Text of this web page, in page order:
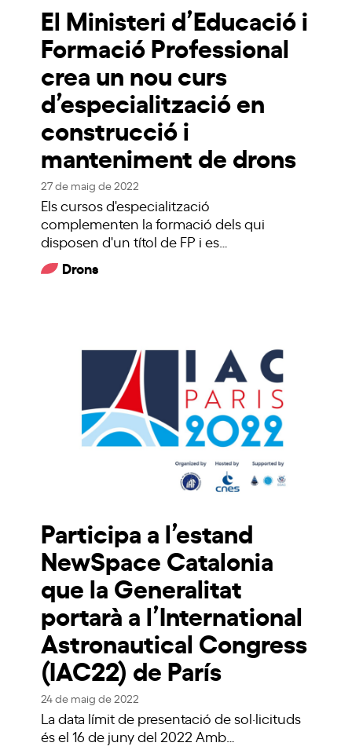
El Ministeri d’Educació i
Formació Professional
crea un nou curs
d’especialització en
construcció i
manteniment de drons
27 de maig de 2022
Els cursos d'especialització
complementen la formació dels qui
disposen d'un títol de FP i es…
Drons
Participa a l’estand
NewSpace Catalonia
que la Generalitat
portarà a l’International
Astronautical Congress
(IAC22) de París
24 de maig de 2022
La data límit de presentació de sol·licituds
és el 16 de juny del 2022 Amb…